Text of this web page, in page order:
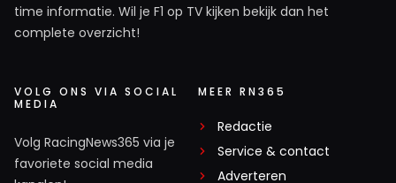
time informatie. Wil je F1 op TV kijken bekijk dan het
complete overzicht!
VOLG ONS VIA SOCIAL
MEDIA
Volg RacingNews365 via je
favoriete social media
MEER RN365
Redactie
Service & contact
Adverteren